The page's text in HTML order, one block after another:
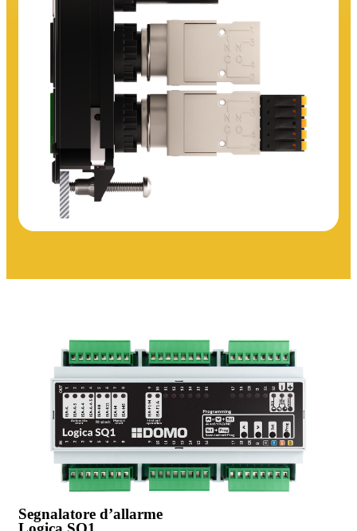
Segnalatore d’allarme